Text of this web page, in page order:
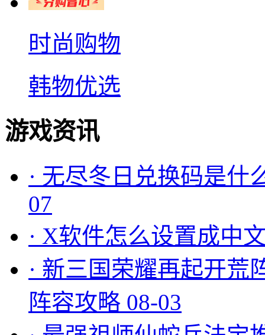
时尚购物
韩物优选
游戏资讯
· 无尽冬日兑换码是什
07
· X软件怎么设置成中
· 新三国荣耀再起开荒
阵容攻略 08-03